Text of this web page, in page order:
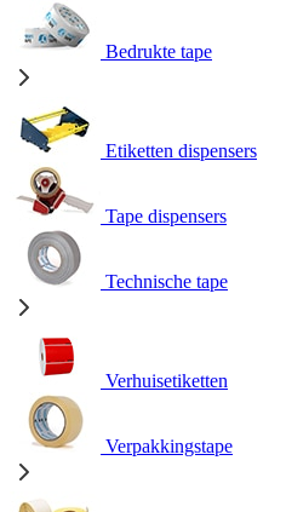
Bedrukte tape
Etiketten dispensers
Tape dispensers
Technische tape
Verhuisetiketten
Verpakkingstape